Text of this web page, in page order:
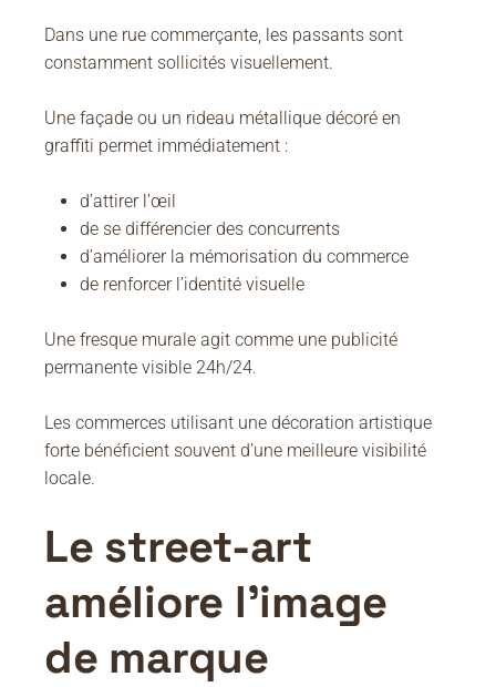
Dans une rue commerçante, les passants sont
constamment sollicités visuellement.
Une façade ou un rideau métallique décoré en
graffiti permet immédiatement :
d’attirer l’œil
de se différencier des concurrents
d’améliorer la mémorisation du commerce
de renforcer l’identité visuelle
Une fresque murale agit comme une publicité
permanente visible 24h/24.
Les commerces utilisant une décoration artistique
forte bénéficient souvent d’une meilleure visibilité
locale.
Le street-art
améliore l’image
de marque